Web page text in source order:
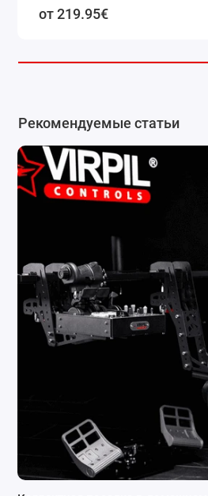
от 219.95€
Рекомендуемые статьи